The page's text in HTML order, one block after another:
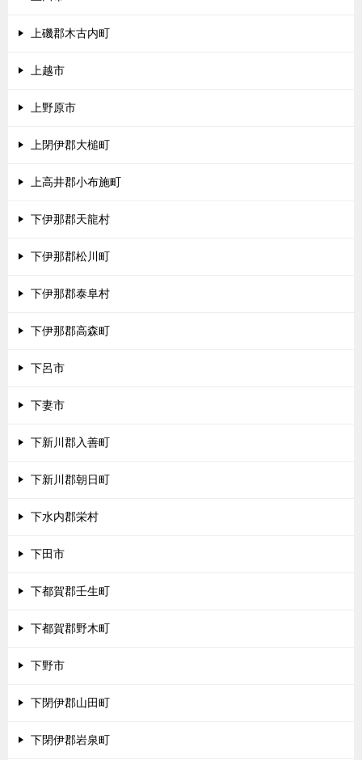
上磯郡木古内町
上越市
上野原市
上閉伊郡大槌町
上高井郡小布施町
下伊那郡天龍村
下伊那郡松川町
下伊那郡泰阜村
下伊那郡高森町
下呂市
下妻市
下新川郡入善町
下新川郡朝日町
下水内郡栄村
下田市
下都賀郡壬生町
下都賀郡野木町
下野市
下閉伊郡山田町
下閉伊郡岩泉町